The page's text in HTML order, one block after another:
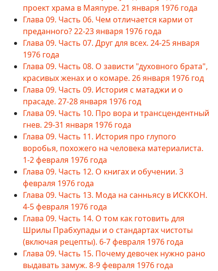
проект храма в Маяпуре. 21 января 1976 года
Глава 09. Часть 06. Чем отличается карми от
преданного? 22-23 января 1976 года
Глава 09. Часть 07. Друг для всех. 24-25 января
1976 года
Глава 09. Часть 08. О зависти "духовного брата",
красивых женах и о комаре. 26 января 1976 год
Глава 09. Часть 09. История с матаджи и о
прасаде. 27-28 января 1976 год
Глава 09. Часть 10. Про вора и трансцендентный
гнев. 29-31 января 1976 года
Глава 09. Часть 11. История про глупого
воробья, похожего на человека материалиста.
1-2 февраля 1976 года
Глава 09. Часть 12. О книгах и обучении. 3
февраля 1976 года
Глава 09. Часть 13. Мода на санньясу в ИСККОН.
4-5 февраля 1976 года
Глава 09. Часть 14. О том как готовить для
Шрилы Прабхупады и о стандартах чистоты
(включая рецепты). 6-7 февраля 1976 года
Глава 09. Часть 15. Почему девочек нужно рано
выдавать замуж. 8-9 февраля 1976 года